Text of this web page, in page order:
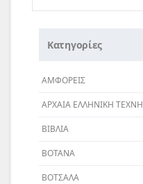
Κατηγορίες
ΑΜΦΟΡΕΙΣ
ΑΡΧΑΙΑ ΕΛΛΗΝΙΚΗ ΤΕΧΝΗ
ΒΙΒΛΙΑ
ΒΟΤΑΝΑ
ΒΟΤΣΑΛΑ